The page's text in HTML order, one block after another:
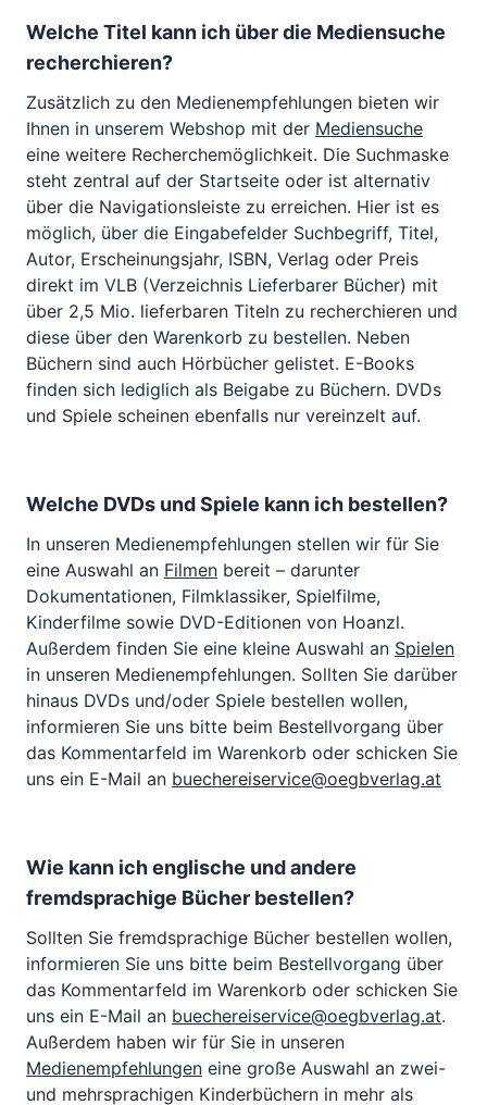
Welche Titel kann ich über die Mediensuche
recherchieren?
Zusätzlich zu den Medienempfehlungen bieten wir
Ihnen in unserem Webshop mit der Mediensuche
eine weitere Recherchemöglichkeit. Die Suchmaske
steht zentral auf der Startseite oder ist alternativ
über die Navigationsleiste zu erreichen. Hier ist es
möglich, über die Eingabefelder Suchbegriff, Titel,
Autor, Erscheinungsjahr, ISBN, Verlag oder Preis
direkt im VLB (Verzeichnis Lieferbarer Bücher) mit
über 2,5 Mio. lieferbaren Titeln zu recherchieren und
diese über den Warenkorb zu bestellen. Neben
Büchern sind auch Hörbücher gelistet. E-Books
finden sich lediglich als Beigabe zu Büchern. DVDs
und Spiele scheinen ebenfalls nur vereinzelt auf.
Welche DVDs und Spiele kann ich bestellen?
In unseren Medienempfehlungen stellen wir für Sie
eine Auswahl an Filmen bereit – darunter
Dokumentationen, Filmklassiker, Spielfilme,
Kinderfilme sowie DVD-Editionen von Hoanzl.
Außerdem finden Sie eine kleine Auswahl an Spielen
in unseren Medienempfehlungen. Sollten Sie darüber
hinaus DVDs und/oder Spiele bestellen wollen,
informieren Sie uns bitte beim Bestellvorgang über
das Kommentarfeld im Warenkorb oder schicken Sie
uns ein E-Mail an buechereiservice@oegbverlag.at
Wie kann ich englische und andere
fremdsprachige Bücher bestellen?
Sollten Sie fremdsprachige Bücher bestellen wollen,
informieren Sie uns bitte beim Bestellvorgang über
das Kommentarfeld im Warenkorb oder schicken Sie
uns ein E-Mail an buechereiservice@oegbverlag.at.
Außerdem haben wir für Sie in unseren
Medienempfehlungen eine große Auswahl an zwei-
und mehrsprachigen Kinderbüchern in mehr als